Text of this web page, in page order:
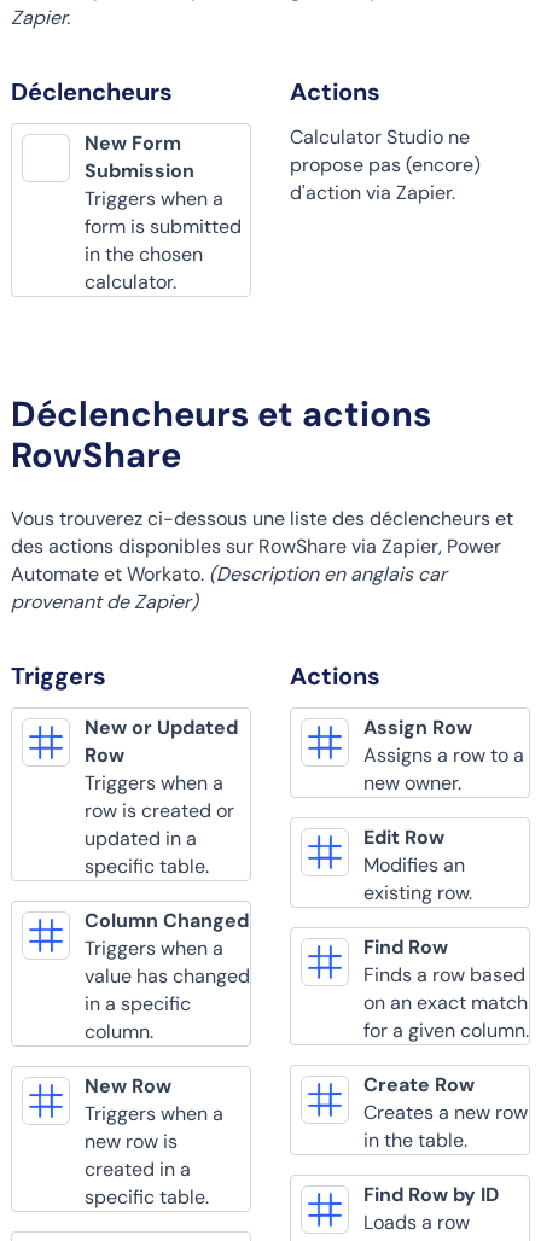
Zapier.
Déclencheurs
New Form
Submission
Triggers when a
form is submitted
in the chosen
calculator.
Actions
Calculator Studio ne
propose pas (encore)
d'action via Zapier.
Déclencheurs et actions
RowShare
Vous trouverez ci-dessous une liste des déclencheurs et
des actions disponibles sur RowShare via Zapier, Power
Automate et Workato. (Description en anglais car
provenant de Zapier)
Triggers
New or Updated
Row
Triggers when a
row is created or
updated in a
specific table.
Column Changed
Triggers when a
value has changed
in a specific
column.
New Row
Triggers when a
new row is
created in a
specific table.
Actions
Assign Row
Assigns a row to a
new owner.
Edit Row
Modifies an
existing row.
Find Row
Finds a row based
on an exact match
for a given column.
Create Row
Creates a new row
in the table.
Find Row by ID
Loads a row